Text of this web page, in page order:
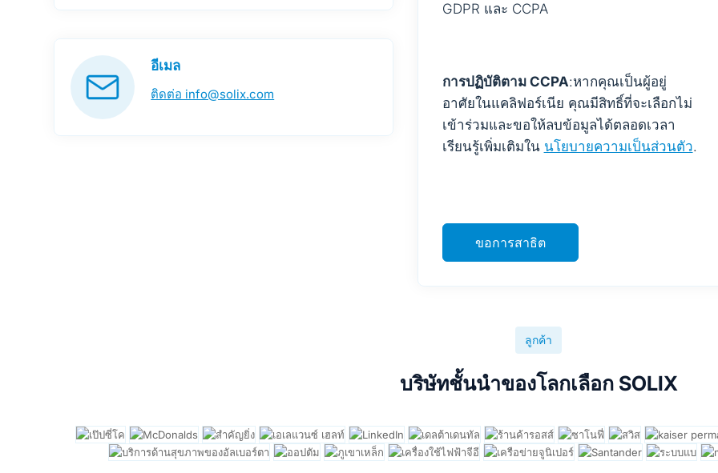
อีเมล
ติดต่อ info@solix.com
GDPR และ CCPA
การปฏิบัติตาม CCPA:หากคุณเป็นผู้อยู่
อาศัยในแคลิฟอร์เนีย คุณมีสิทธิ์ที่จะเลือกไม่
เข้าร่วมและขอให้ลบข้อมูลได้ตลอดเวลา
เรียนรู้เพิ่มเติมใน นโยบายความเป็นส่วนตัว.
ขอการสาธิต
ลูกค้า
บริษัทชั้นนำของโลกเลือก SOLIX